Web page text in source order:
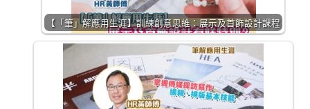
【「筆」解應用生涯】訓練創意思維：展示及首飾設計課程